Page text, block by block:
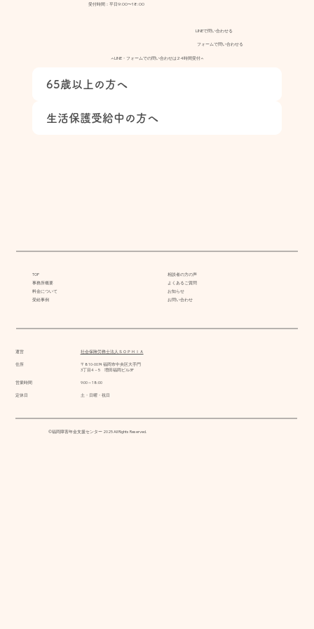
受付時間：平日9:00〜18:00
LINEで問い合わせる
フォームで問い合わせる
▲LINE・フォームでの問い合わせは24時間受付▲
65歳以上の方へ
生活保護受給中の方へ
TOP
事務所概要
料金について
受給事例
相談者の方の声
よくあるご質問
お知らせ
お問い合わせ
運営 社会保険労務士法人ＳＯＰＨＩＡ
住所
〒810-0074 福岡市中央区大手門
3丁目4－5 増田福岡ビル3F
営業時間 9:00～18:00
定休日 土・日曜・祝日
©福岡障害年金支援センター 2025 All Rights Reserved.